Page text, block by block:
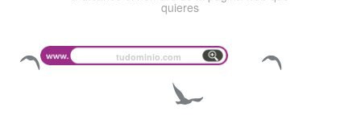
quieres